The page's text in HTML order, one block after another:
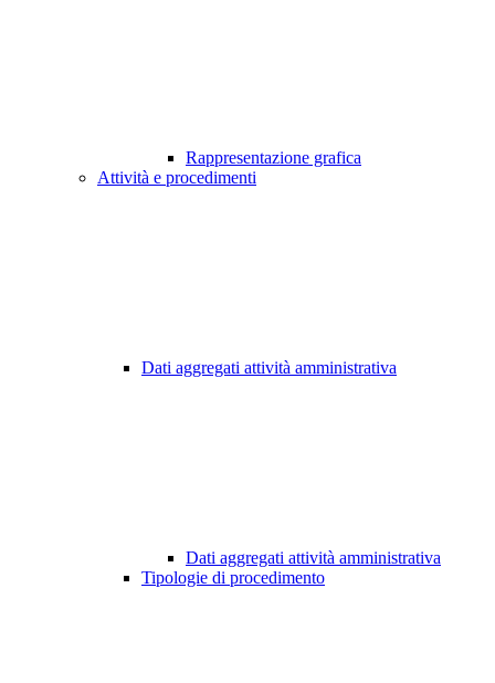
Rappresentazione grafica
Attività e procedimenti
Dati aggregati attività amministrativa
Dati aggregati attività amministrativa
Tipologie di procedimento